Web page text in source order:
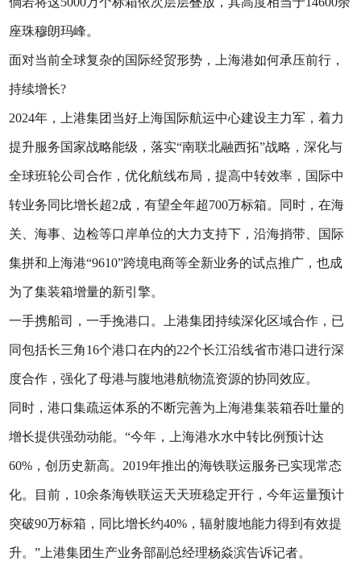
座珠穆朗玛峰。
面对当前全球复杂的国际经贸形势，上海港如何承压前行，
持续增长?
2024年，上港集团当好上海国际航运中心建设主力军，着力
提升服务国家战略能级，落实“南联北融西拓”战略，深化与
全球班轮公司合作，优化航线布局，提高中转效率，国际中
转业务同比增长超2成，有望全年超700万标箱。同时，在海
关、海事、边检等口岸单位的大力支持下，沿海捎带、国际
集拼和上海港“9610”跨境电商等全新业务的试点推广，也成
为了集装箱增量的新引擎。
一手携船司，一手挽港口。上港集团持续深化区域合作，已
同包括长三角16个港口在内的22个长江沿线省市港口进行深
度合作，强化了母港与腹地港航物流资源的协同效应。
同时，港口集疏运体系的不断完善为上海港集装箱吞吐量的
增长提供强劲动能。“今年，上海港水水中转比例预计达
60%，创历史新高。2019年推出的海铁联运服务已实现常态
化。目前，10余条海铁联运天天班稳定开行，今年运量预计
突破90万标箱，同比增长约40%，辐射腹地能力得到有效提
升。”上港集团生产业务部副总经理杨焱滨告诉记者。